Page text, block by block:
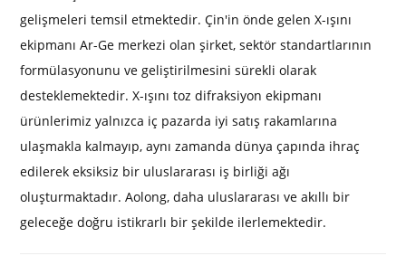
gelişmeleri temsil etmektedir. Çin'in önde gelen X-ışını
ekipmanı Ar-Ge merkezi olan şirket, sektör standartlarının
formülasyonunu ve geliştirilmesini sürekli olarak
desteklemektedir. X-ışını toz difraksiyon ekipmanı
ürünlerimiz yalnızca iç pazarda iyi satış rakamlarına
ulaşmakla kalmayıp, aynı zamanda dünya çapında ihraç
edilerek eksiksiz bir uluslararası iş birliği ağı
oluşturmaktadır. Aolong, daha uluslararası ve akıllı bir
geleceğe doğru istikrarlı bir şekilde ilerlemektedir.